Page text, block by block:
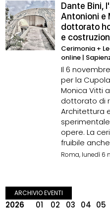
Dante Bini,
Antonioni e
dottorato
e
Cerimonia +
online |
Il 6
per la
Monica Vitti
dottorato di
Architettura
opere. La
fruibile
Roma, lunedì 6
ARCHIVIO EVENTI
2026 01 02 03 04 05